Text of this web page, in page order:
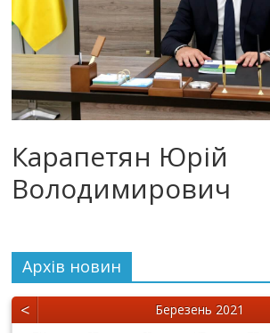
Карапетян Юрій
Володимирович
Архiв новин
< Березень 2021